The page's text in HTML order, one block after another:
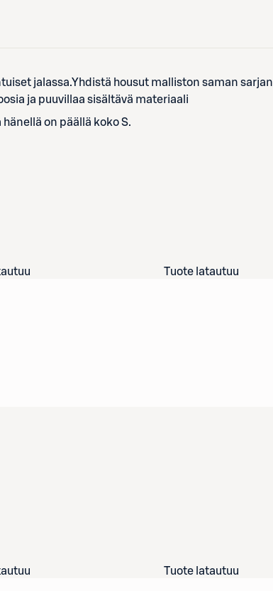
jalassa.Yhdistä housut malliston saman sarjan
ja puuvillaa sisältävä materiaali
on päällä koko S.
Tuote latautuu
Tuote latautuu